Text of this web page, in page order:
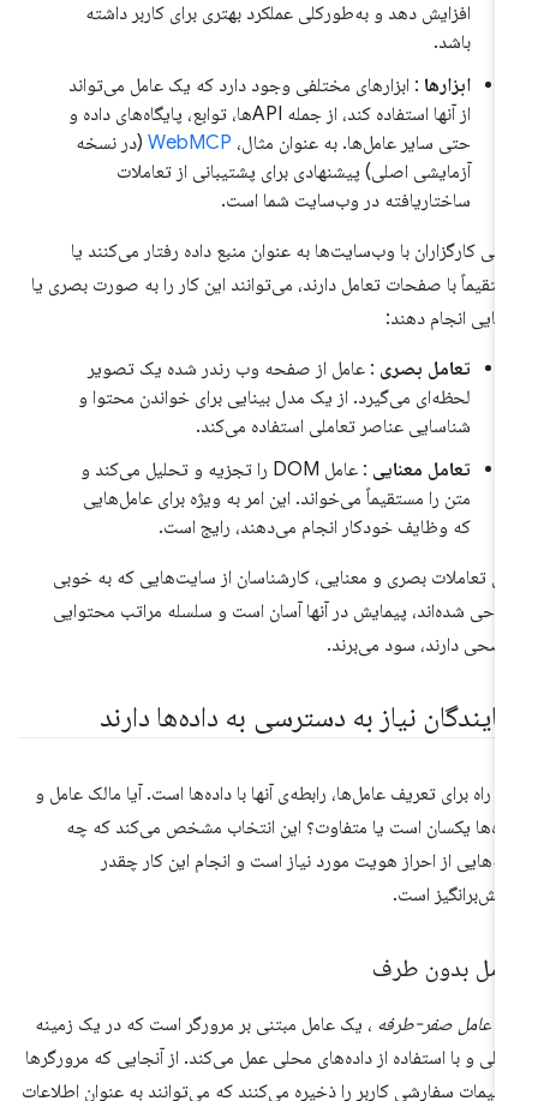
افزایش دهد و به‌طورکلی عملکرد بهتری برای کاربر داشته
باشد.
ابزارها: ابزارهای مختلفی وجود دارد که یک عامل می‌تواند
از آنها استفاده کند، از جمله APIها، توابع، پایگاه‌های داده و
حتی سایر عامل‌ها. به عنوان مثال،WebMCP(در نسخه
آزمایشی اصلی) پیشنهادی برای پشتیبانی از تعاملات
ساختاریافته در وب‌سایت شما است.
کارگزاران با وب‌سایت‌ها به عنوان منبع داده رفتار می‌کنند یا
با صفحات تعامل دارند، می‌توانند این کار را به صورت بصری یا
انجام دهند:
تعامل بصری: عامل از صفحه وب رندر شده یک تصویر
لحظه‌ای می‌گیرد. از یک مدل بینایی برای خواندن محتوا و
شناسایی عناصر تعاملی استفاده می‌کند.
تعامل معنایی
: عامل DOM را تجزیه و تحلیل می‌کند و
متن را مستقیماً می‌خواند. این امر به ویژه برای عامل‌هایی
که وظایف خودکار انجام می‌دهند، رایج است.
تعاملات بصری و معنایی، کارشناسان از سایت‌هایی که به خوبی
شده‌اند، پیمایش در آنها آسان است و سلسله مراتب محتوایی
دارند، سود می‌برند.
نیاز به دسترسی به داده‌ها دارند
راه برای تعریف عامل‌ها، رابطه‌ی آنها با داده‌ها است. آیا مالک عامل و
یکسان است یا متفاوت؟ این انتخاب مشخص می‌کند که چه
از احراز هویت مورد نیاز است و انجام این کار چقدر
است.
بدون طرف
عامل صفر-طرفه، یک عامل مبتنی بر مرورگر است که در یک زمینه
و با استفاده از داده‌های محلی عمل می‌کند. از آنجایی که مرورگرها
سفارشی کاربر را ذخیره می‌کنند که می‌توانند به عنوان اطلاعات